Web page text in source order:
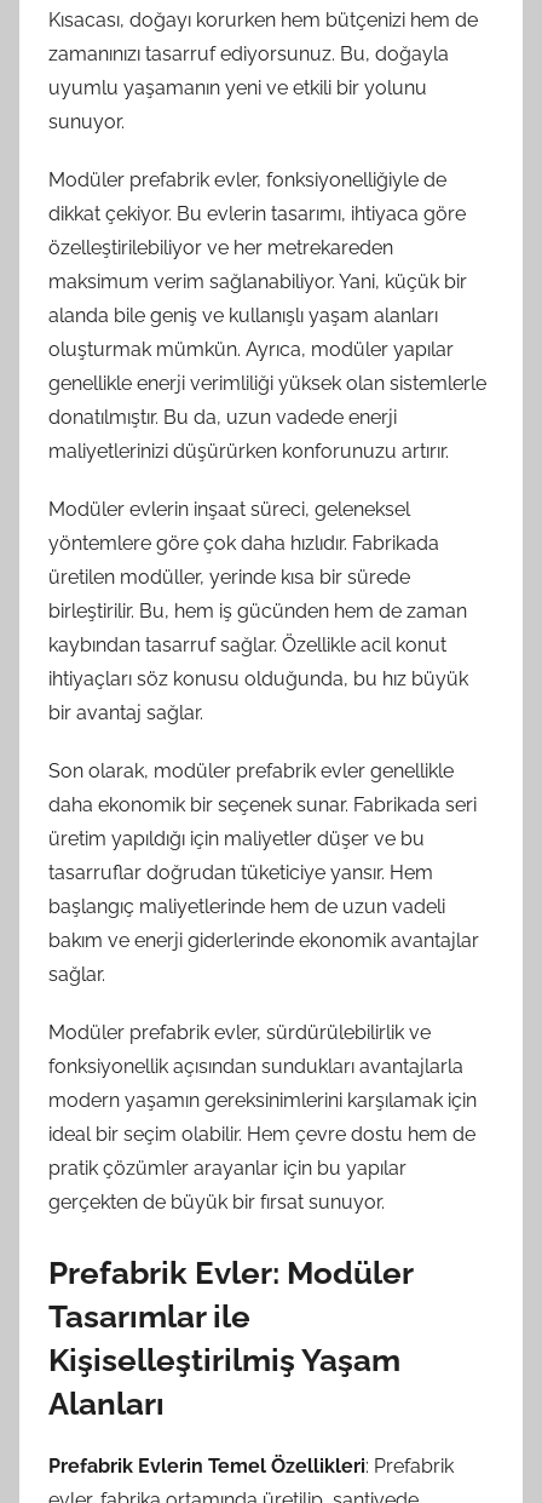
Kısacası, doğayı korurken hem bütçenizi hem de
zamanınızı tasarruf ediyorsunuz. Bu, doğayla
uyumlu yaşamanın yeni ve etkili bir yolunu
sunuyor.
Modüler prefabrik evler, fonksiyonelliğiyle de
dikkat çekiyor. Bu evlerin tasarımı, ihtiyaca göre
özelleştirilebiliyor ve her metrekareden
maksimum verim sağlanabiliyor. Yani, küçük bir
alanda bile geniş ve kullanışlı yaşam alanları
oluşturmak mümkün. Ayrıca, modüler yapılar
genellikle enerji verimliliği yüksek olan sistemlerle
donatılmıştır. Bu da, uzun vadede enerji
maliyetlerinizi düşürürken konforunuzu artırır.
Modüler evlerin inşaat süreci, geleneksel
yöntemlere göre çok daha hızlıdır. Fabrikada
üretilen modüller, yerinde kısa bir sürede
birleştirilir. Bu, hem iş gücünden hem de zaman
kaybından tasarruf sağlar. Özellikle acil konut
ihtiyaçları söz konusu olduğunda, bu hız büyük
bir avantaj sağlar.
Son olarak, modüler prefabrik evler genellikle
daha ekonomik bir seçenek sunar. Fabrikada seri
üretim yapıldığı için maliyetler düşer ve bu
tasarruflar doğrudan tüketiciye yansır. Hem
başlangıç maliyetlerinde hem de uzun vadeli
bakım ve enerji giderlerinde ekonomik avantajlar
sağlar.
Modüler prefabrik evler, sürdürülebilirlik ve
fonksiyonellik açısından sundukları avantajlarla
modern yaşamın gereksinimlerini karşılamak için
ideal bir seçim olabilir. Hem çevre dostu hem de
pratik çözümler arayanlar için bu yapılar
gerçekten de büyük bir fırsat sunuyor.
Prefabrik Evler: Modüler
Tasarımlar ile
Kişiselleştirilmiş Yaşam
Alanları
Prefabrik Evlerin Temel Özellikleri: Prefabrik